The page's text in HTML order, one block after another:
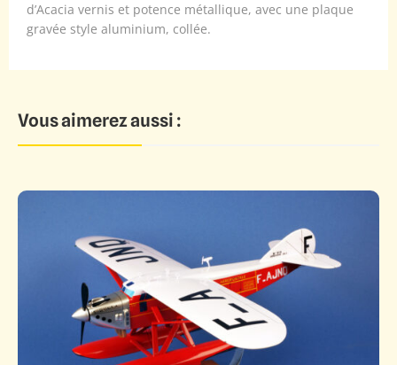
d’Acacia vernis et potence métallique, avec une plaque
gravée style aluminium, collée.
Vous aimerez aussi :